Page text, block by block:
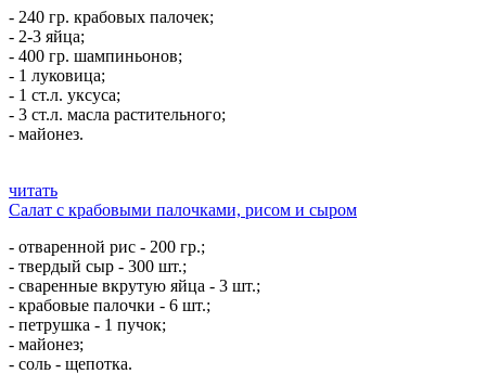
- 240 гр. крабовых палочек;
- 2-3 яйца;
- 400 гр. шампиньонов;
- 1 луковица;
- 1 ст.л. уксуса;
- 3 ст.л. масла растительного;
- майонез.
читать
Салат с крабовыми палочками, рисом и сыром
- отваренной рис - 200 гр.;
- твердый сыр - 300 шт.;
- сваренные вкрутую яйца - 3 шт.;
- крабовые палочки - 6 шт.;
- петрушка - 1 пучок;
- майонез;
- соль - щепотка.